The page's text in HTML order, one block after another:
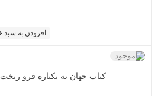
افزودن به سبد خرید
کتاب جهان به یکباره فرو ریخت
ناموجود